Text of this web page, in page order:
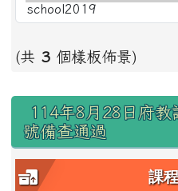
(共 3 個樣板佈景)
右邊區域內容
114年8月28日府
號備查通過
課